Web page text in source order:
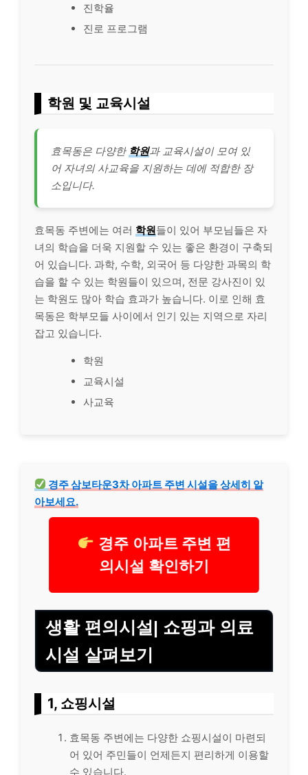
진학율
진로 프로그램
학원 및 교육시설
효목동은 다양한 학원과 교육시설이 모여 있
어 자녀의 사교육을 지원하는 데에 적합한 장
소입니다.
효목동 주변에는 여러 학원들이 있어 부모님들은 자
녀의 학습을 더욱 지원할 수 있는 좋은 환경이 구축되
어 있습니다. 과학, 수학, 외국어 등 다양한 과목의 학
습을 할 수 있는 학원들이 있으며, 전문 강사진이 있
는 학원도 많아 학습 효과가 높습니다. 이로 인해 효
목동은 학부모들 사이에서 인기 있는 지역으로 자리
잡고 있습니다.
학원
교육시설
사교육
경주 삼보타운3차 아파트 주변 시설을 상세히 알
아보세요.
경주 아파트 주변 편
의시설 확인하기
생활 편의시설| 쇼핑과 의료
시설 살펴보기
1, 쇼핑시설
효목동 주변에는 다양한 쇼핑시설이 마련되
어 있어 주민들이 언제든지 편리하게 이용할
수 있습니다.